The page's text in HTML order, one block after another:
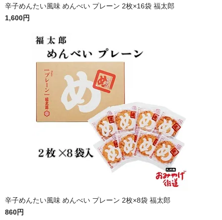
辛子めんたい風味 めんべい プレーン 2枚×16袋 福太郎
1,600円
辛子めんたい風味 めんべい プレーン 2枚×8袋 福太郎
860円